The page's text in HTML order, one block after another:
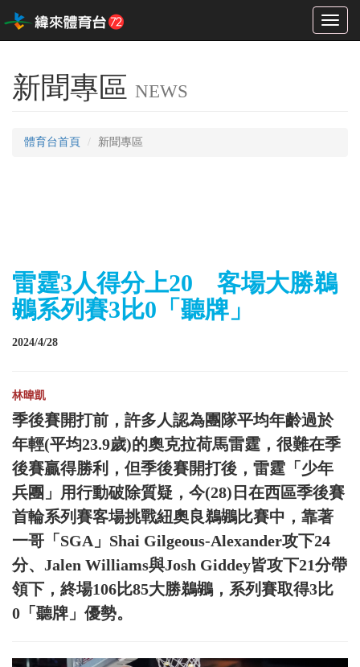
Toggle
新聞專區 NEWS
體育台首頁 新聞專區
雷霆3人得分上20 客場大勝鵜
鶘系列賽3比0「聽牌」
2024/4/28
林暐凱
季後賽開打前，許多人認為團隊平均年齡過於
年輕(平均23.9歲)的奧克拉荷馬雷霆，很難在季
後賽贏得勝利，但季後賽開打後，雷霆「少年
兵團」用行動破除質疑，今(28)日在西區季後賽
首輪系列賽客場挑戰紐奧良鵜鶘比賽中，靠著
一哥「SGA」Shai Gilgeous-Alexander攻下24
分、Jalen Williams與Josh Giddey皆攻下21分帶
領下，終場106比85大勝鵜鶘，系列賽取得3比
0「聽牌」優勢。